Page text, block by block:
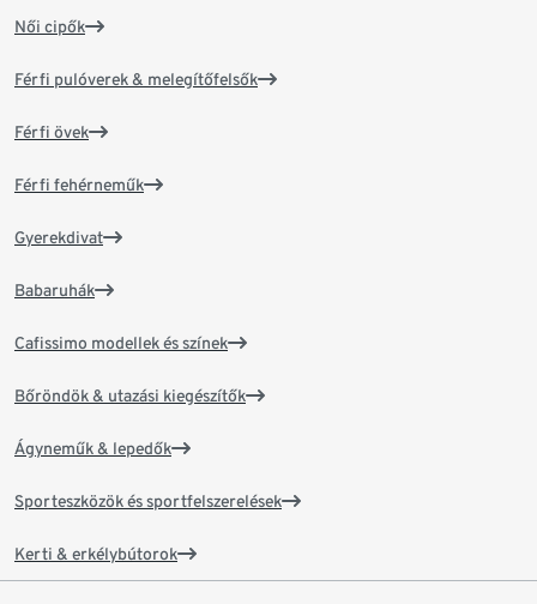
Női cipők
Férfi pulóverek & melegítőfelsők
Férfi övek
Férfi fehérneműk
Gyerekdivat
Babaruhák
Cafissimo modellek és színek
Bőröndök & utazási kiegészítők
Ágyneműk & lepedők
Sporteszközök és sportfelszerelések
Kerti & erkélybútorok